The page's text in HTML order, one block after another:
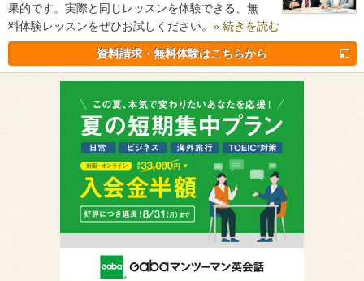
果的です。実際と同じレッスンを体験できる、無
料体験レッスンをぜひお試しください。 » 続きを読む
資料請求・無料体験はこちらから